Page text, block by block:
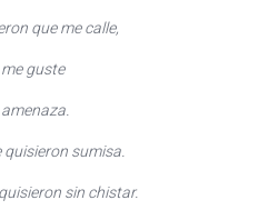
que me calle,
guste
sumisa.
sin chistar.